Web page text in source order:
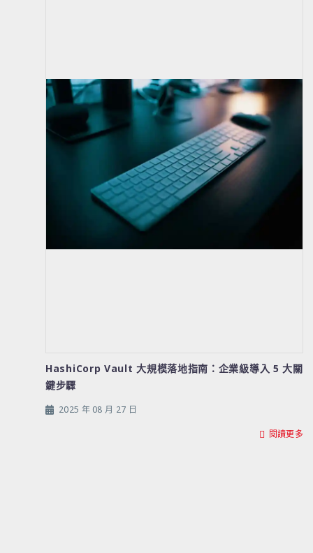
HashiCorp Vault 大規模落地指南：企業級導入 5 大關
鍵步驟
2025 年 08 月 27 日
閱讀更多